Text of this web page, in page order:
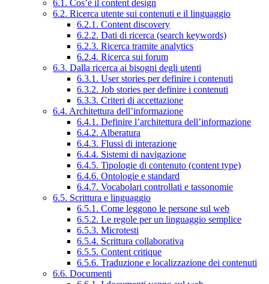
6.1. Cos’è il content design
6.2. Ricerca utente sui contenuti e il linguaggio
6.2.1. Content discovery
6.2.2. Dati di ricerca (search keywords)
6.2.3. Ricerca tramite analytics
6.2.4. Ricerca sui forum
6.3. Dalla ricerca ai bisogni degli utenti
6.3.1. User stories per definire i contenuti
6.3.2. Job stories per definire i contenuti
6.3.3. Criteri di accettazione
6.4. Architettura dell’informazione
6.4.1. Definire l’architettura dell’informazione
6.4.2. Alberatura
6.4.3. Flussi di interazione
6.4.4. Sistemi di navigazione
6.4.5. Tipologie di contenuto (content type)
6.4.6. Ontologie e standard
6.4.7. Vocabolari controllati e tassonomie
6.5. Scrittura e linguaggio
6.5.1. Come leggono le persone sul web
6.5.2. Le regole per un linguaggio semplice
6.5.3. Microtesti
6.5.4. Scrittura collaborativa
6.5.5. Content critique
6.5.6. Traduzione e localizzazione dei contenuti
6.6. Documenti